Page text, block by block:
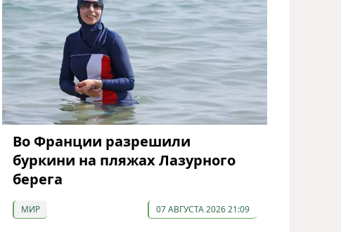
Во Франции разрешили
буркини на пляжах Лазурного
берега
МИР 07 АВГУСТА 2026 21:09